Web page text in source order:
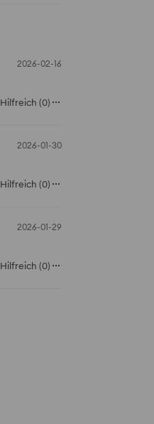
2026-02-16
Hilfreich (0)
2026-01-30
Hilfreich (0)
2026-01-29
Hilfreich (0)